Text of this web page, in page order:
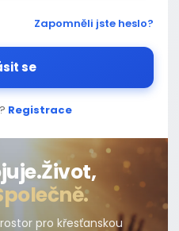
Zapomněli jste heslo?
se
Registrace
Život,
pro křesťanskou